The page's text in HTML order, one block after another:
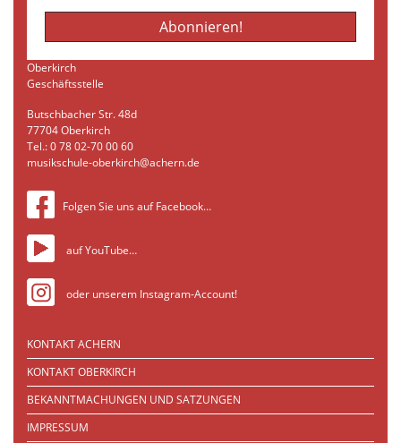
Oberkirch
Geschäftsstelle
Butschbacher Str. 48d
77704 Oberkirch
Tel.: 0 78 02-70 00 60
musikschule-oberkirch@achern.de
Folgen Sie uns auf Facebook…
auf YouTube…
oder unserem Instagram-Account!
KONTAKT ACHERN
KONTAKT OBERKIRCH
BEKANNTMACHUNGEN UND SATZUNGEN
IMPRESSUM